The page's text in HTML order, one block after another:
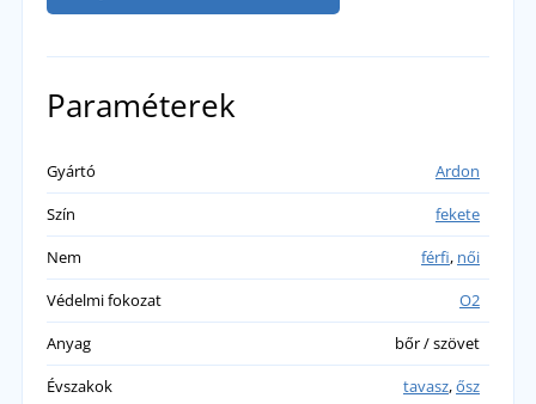
Paraméterek
Gyártó
Ardon
Szín
fekete
Nem
férfi, női
Védelmi fokozat
O2
Anyag
bőr / szövet
Évszakok
tavasz,ősz